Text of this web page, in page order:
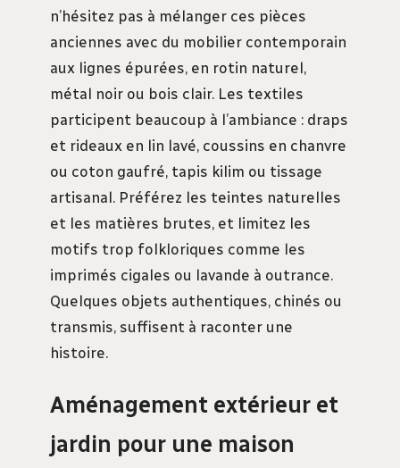
n’hésitez pas à mélanger ces pièces
anciennes avec du mobilier contemporain
aux lignes épurées, en rotin naturel,
métal noir ou bois clair. Les textiles
participent beaucoup à l’ambiance : draps
et rideaux en lin lavé, coussins en chanvre
ou coton gaufré, tapis kilim ou tissage
artisanal. Préférez les teintes naturelles
et les matières brutes, et limitez les
motifs trop folkloriques comme les
imprimés cigales ou lavande à outrance.
Quelques objets authentiques, chinés ou
transmis, suffisent à raconter une
histoire.
Aménagement extérieur et
jardin pour une maison